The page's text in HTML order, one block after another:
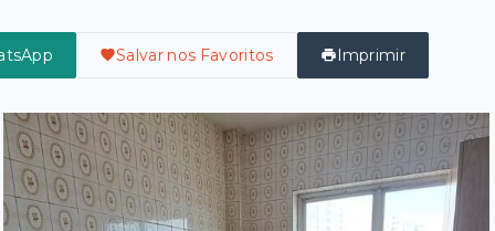
Salvar nos Favoritos Imprimir